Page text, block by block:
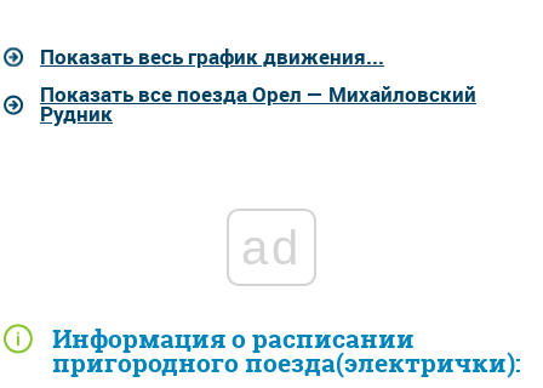
Информация о расписании
пригородного поезда(электрички):
Показать весь график движения...
Показать все поезда Орел — Михайловский
Рудник
ad